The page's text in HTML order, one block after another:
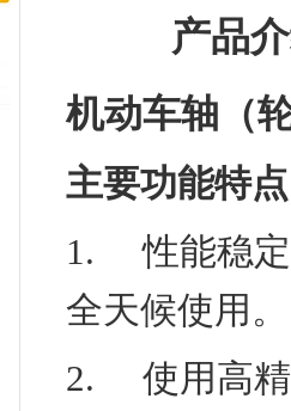
产品
机动车轴（
主要功能特
1.
性能稳
全天候使用。
2.
使用高